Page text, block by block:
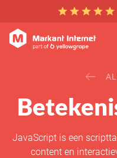
JavaScript is een
content en